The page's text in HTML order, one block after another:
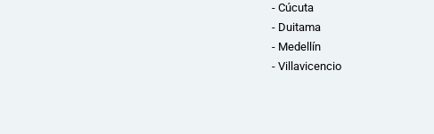
- Cúcuta
- Duitama
- Medellín
- Villavicencio